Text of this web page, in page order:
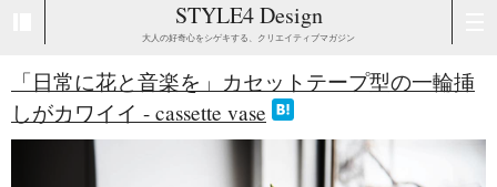
STYLE4 Design
大人の好奇心をシゲキする、クリエイティブマガジン
「日常に花と音楽を」カセットテープ型の一輪挿
しがカワイイ - cassette vase